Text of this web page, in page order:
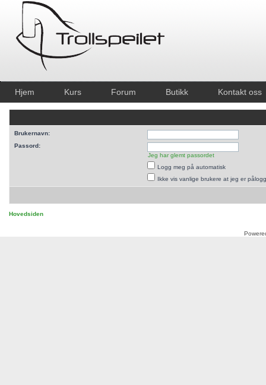
Hjem Kurs Forum Butikk Kontakt oss
Brukernavn:
Passord:
Jeg har glemt passordet
Logg meg på automatisk
Ikke vis vanlige brukere at jeg er
Hovedsiden